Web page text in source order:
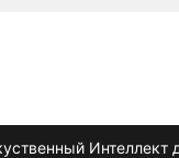
Интеллект